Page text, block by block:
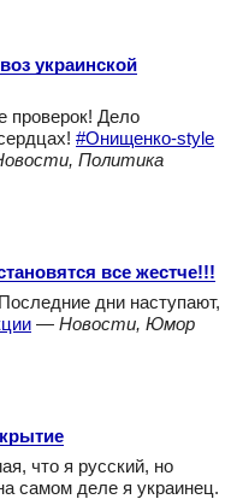
украинской
Дело
#Онищенко-style
Политика
все жестче!!!
дни наступают,
— Новости, Юмор
что я русский, но
самом деле я украинец.